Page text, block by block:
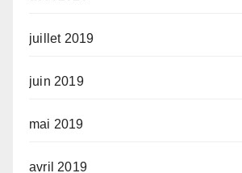
juillet 2019
juin 2019
mai 2019
avril 2019